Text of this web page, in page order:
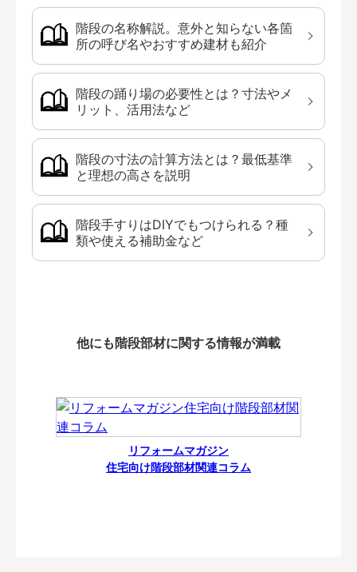
階段の名称解説。意外と知らない各箇
所の呼び名やおすすめ建材も紹介
階段の踊り場の必要性とは？寸法やメ
リット、活用法など
階段の寸法の計算方法とは？最低基準
と理想の高さを説明
階段手すりはDIYでもつけられる？種
類や使える補助金など
他にも階段部材に関する情報が満載
リフォームマガジン
住宅向け階段部材関連コラム